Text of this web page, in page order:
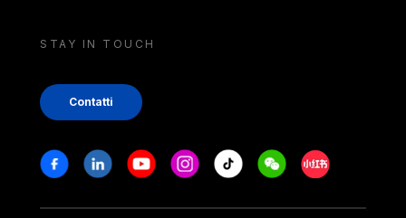
STAY IN TOUCH
Contatti
Stay in touch
FacebookLinkedinYoutubeInstagram
Tiktok WeechatXiaohongshu/